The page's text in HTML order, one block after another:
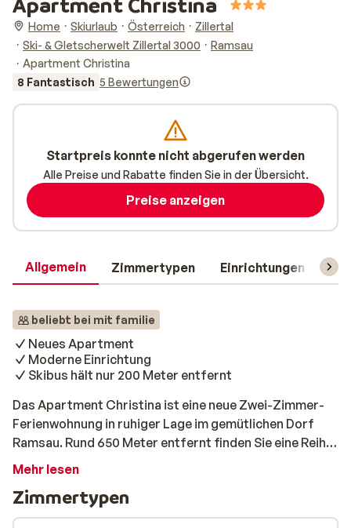
Home Skiurlaub Österreich
Zillertal
Ski- & Gletscherwelt Zillertal 3000
Ramsau
Apartment Christina
8 Fantastisch 5 Bewertungen
Allgemein Zimmertypen Einrichtungen
beliebt bei mit familie
Neues Apartment
Moderne Einrichtung
Skibus hält nur 200 Meter entfernt
Das Apartment Christina ist eine neue Zwei-Zimmer-
Ferienwohnung in ruhiger Lage im gemütlichen Dorf
Ramsau. Rund 650 Meter entfernt finden Sie eine Reihe
von Restaurants und Geschäften. Das belebte
Der Skibus hält nur 200 Meter vom Apartment
Christina entfernt und bringt Sie morgens und
Mehr lesen
Zimmertypen
Startpreis konnte nicht abgerufen werden
Alle Preise und Rabatte finden Sie in der Übersicht.
Preise anzeigen